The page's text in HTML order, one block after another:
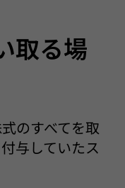
取る場
のすべてを取
与していたス